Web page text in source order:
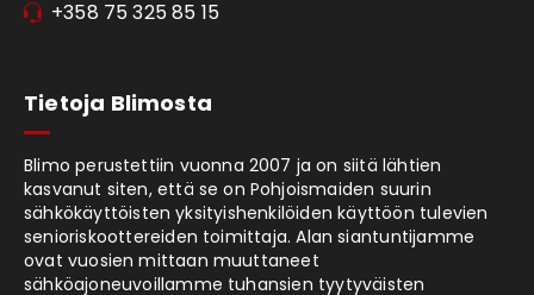
+358 75 325 85 15
Tietoja Blimosta
Blimo perustettiin vuonna 2007 ja on siitä lähtien
kasvanut siten, että se on Pohjoismaiden suurin
sähkökäyttöisten yksityishenkilöiden käyttöön tulevien
senioriskoottereiden toimittaja. Alan siantuntijamme
ovat vuosien mittaan muuttaneet
sähköajoneuvoillamme tuhansien tyytyväisten